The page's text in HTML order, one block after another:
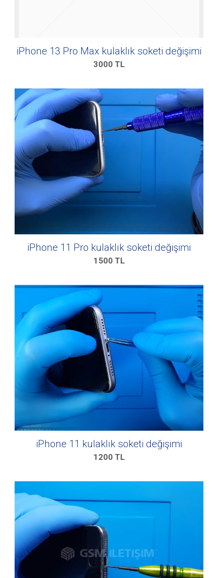
iPhone 13 Pro Max kulaklık soketi değişimi
3000 TL
iPhone 11 Pro kulaklık soketi değişimi
1500 TL
iPhone 11 kulaklık soketi değişimi
1200 TL